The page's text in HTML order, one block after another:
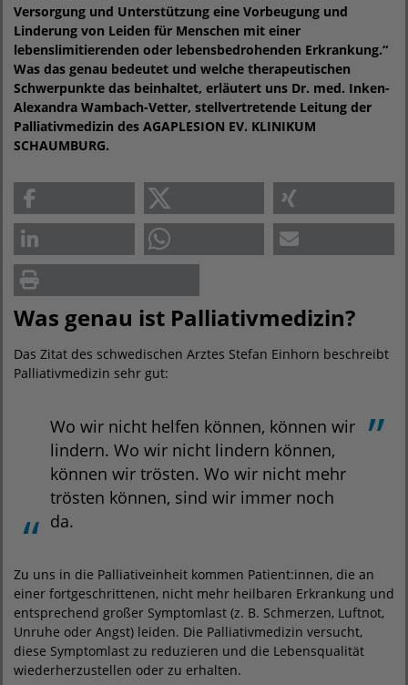
Versorgung und Unterstützung eine Vorbeugung und
Linderung von Leiden für Menschen mit einer
lebenslimitierenden oder lebensbedrohenden Erkrankung.“
Was das genau bedeutet und welche therapeutischen
Schwerpunkte das beinhaltet, erläutert uns Dr. med. Inken-
Alexandra Wambach-Vetter, stellvertretende Leitung der
Palliativmedizin des AGAPLESION EV. KLINIKUM
SCHAUMBURG.
Was genau ist Palliativmedizin?
Das Zitat des schwedischen Arztes Stefan Einhorn beschreibt
Palliativmedizin sehr gut:
Wo wir nicht helfen können, können wir
lindern. Wo wir nicht lindern können,
können wir trösten. Wo wir nicht mehr
trösten können, sind wir immer noch
da.
Zu uns in die Palliativeinheit kommen Patient:innen, die an
einer fortgeschrittenen, nicht mehr heilbaren Erkrankung und
entsprechend großer Symptomlast (z. B. Schmerzen, Luftnot,
Unruhe oder Angst) leiden. Die Palliativmedizin versucht,
diese Symptomlast zu reduzieren und die Lebensqualität
wiederherzustellen oder zu erhalten.